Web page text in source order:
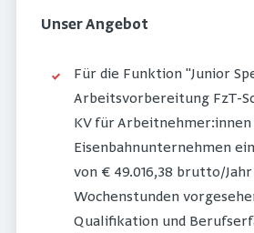
Unser Angebot
Für die Funktion "Junior
Arbeitsvorbereitung FzT-
KV für
Eisenbahnunternehmen
von € 49.016,38 brutto/
Wochenstunden
Qualifikation und